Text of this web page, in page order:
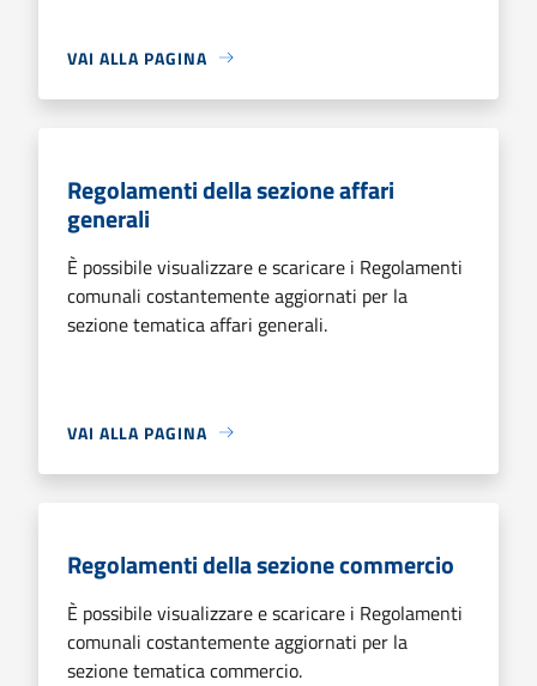
VAI ALLA PAGINA
Regolamenti della sezione affari
generali
È possibile visualizzare e scaricare i Regolamenti
comunali costantemente aggiornati per la
sezione tematica affari generali.
VAI ALLA PAGINA
Regolamenti della sezione commercio
È possibile visualizzare e scaricare i Regolamenti
comunali costantemente aggiornati per la
sezione tematica commercio.